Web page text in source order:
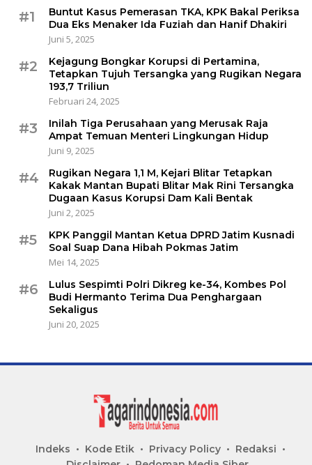
#1
Buntut Kasus Pemerasan TKA, KPK Bakal Periksa
Dua Eks Menaker Ida Fuziah dan Hanif Dhakiri
Juni 5, 2025
#2
Kejagung Bongkar Korupsi di Pertamina,
Tetapkan Tujuh Tersangka yang Rugikan Negara
193,7 Triliun
Februari 24, 2025
#3
Inilah Tiga Perusahaan yang Merusak Raja
Ampat Temuan Menteri Lingkungan Hidup
Juni 9, 2025
#4
Rugikan Negara 1,1 M, Kejari Blitar Tetapkan
Kakak Mantan Bupati Blitar Mak Rini Tersangka
Dugaan Kasus Korupsi Dam Kali Bentak
Juni 2, 2025
#5
KPK Panggil Mantan Ketua DPRD Jatim Kusnadi
Soal Suap Dana Hibah Pokmas Jatim
Mei 14, 2025
#6
Lulus Sespimti Polri Dikreg ke-34, Kombes Pol
Budi Hermanto Terima Dua Penghargaan
Sekaligus
Juni 20, 2025
Indeks Kode Etik Privacy Policy
Redaksi